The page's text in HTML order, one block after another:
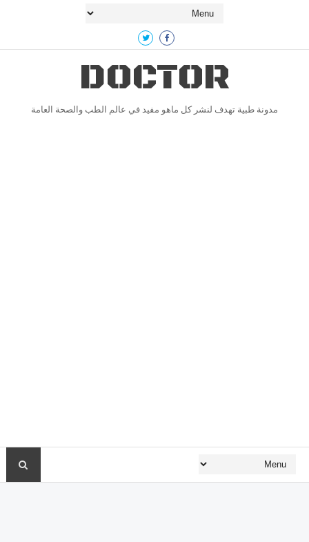
DOCTOR
مدونة طبية تهدف لنشر كل ماهو مفيد في عالم الطب والصحة العامة